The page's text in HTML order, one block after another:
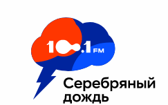
Москва 100.1 FM